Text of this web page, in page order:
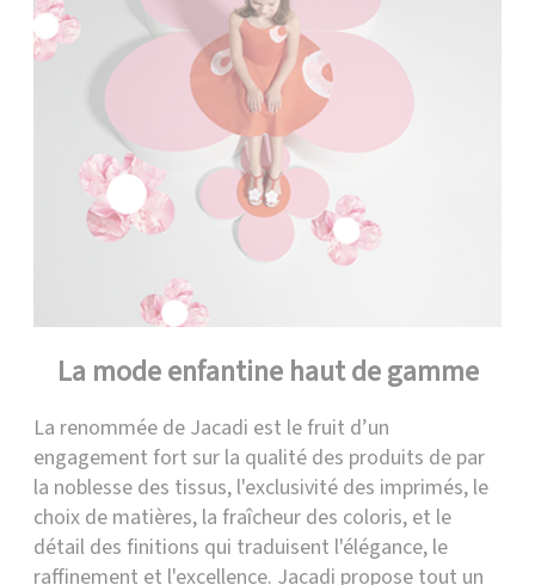
La mode enfantine haut de gamme
La renommée de Jacadi est le fruit d’un
engagement fort sur la qualité des produits de par
la noblesse des tissus, l'exclusivité des imprimés, le
choix de matières, la fraîcheur des coloris, et le
détail des finitions qui traduisent l'élégance, le
raffinement et l'excellence. Jacadi propose tout un